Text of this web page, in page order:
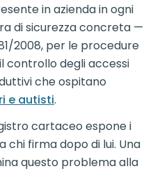
in azienda in ogni
di sicurezza concreta —
2008, per le procedure
controllo degli accessi
che ospitano
e autisti.
cartaceo espone i
chi firma dopo di lui. Una
questo problema alla